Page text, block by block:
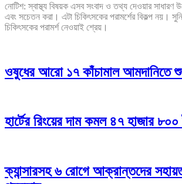
নোটিশ: স্বাস্থ্য বিষয়ক এসব সংবাদ ও তথ্য দেওয়ার সাধারণ
এবং সচেতন করা। এটা চিকিৎসকের পরামর্শের বিকল্প নয়।
চিকিৎসকের পরামর্শ নেওয়াই শ্রেয়।
ওষুধের আরো ১৭ কাঁচামাল আমদানিতে
হার্টের রিংয়ের দাম কমল ৪৭ হাজার ৮০০
ক্যান্সারসহ ৬ রোগে আক্রান্তদের